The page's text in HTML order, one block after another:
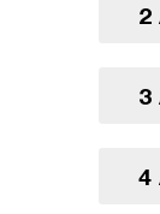
2
3
4